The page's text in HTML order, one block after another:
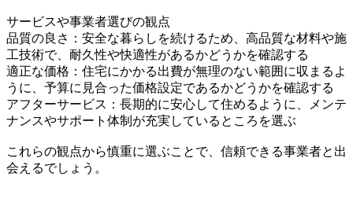
サービスや事業者選びの観点
品質の良さ：安全な暮らしを続けるため、高品質な材料や施
工技術で、耐久性や快適性があるかどうかを確認する
適正な価格：住宅にかかる出費が無理のない範囲に収まるよ
うに、予算に見合った価格設定であるかどうかを確認する
アフターサービス：長期的に安心して住めるように、メンテ
ナンスやサポート体制が充実しているところを選ぶ
これらの観点から慎重に選ぶことで、信頼できる事業者と出
会えるでしょう。